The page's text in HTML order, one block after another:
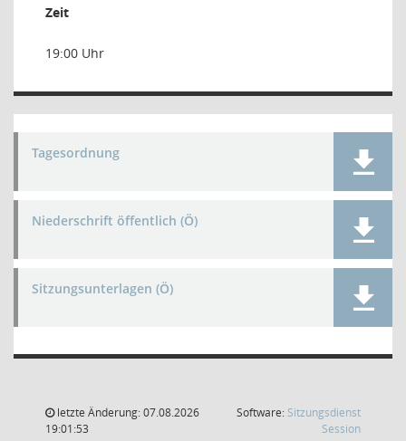
Zeit
19:00 Uhr
Tagesordnung
Niederschrift öffentlich (Ö)
Sitzungsunterlagen (Ö)
letzte Änderung: 07.08.2026
19:01:53
Software: Sitzungsdienst
Session(Wird in